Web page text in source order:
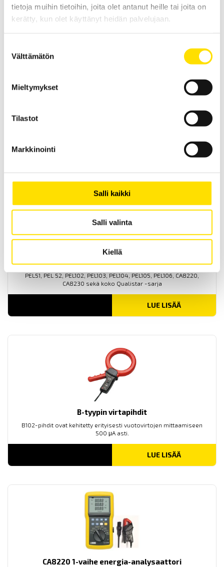
tietoja muihin tietoihin, joita olet antanut heille tai joita on
kerätty, kun olet käyttänyt heidän palvelujaan.
valinta
Välttämätön
Mieltymykset
Tilastot
Markkinointi
Salli kaikki
Salli valinta
Kiellä
Multifix-yhteensopivat pehmeät laukut kaikille mittalaitteille!
Qualistar sekä PEL -yhteensopivia virtapihtejä
PEL51, PEL 52, PEL102, PEL103, PEL104, PEL105, PEL106, CA8220,
CA8230 sekä koko Qualistar -sarja
LUE LISÄÄ
B-tyypin virtapihdit
B102-pihdit ovat kehitetty erityisesti vuotovirtojen mittaamiseen
500 μA asti.
LUE LISÄÄ
CA8220 1-vaihe energia-analysaattori